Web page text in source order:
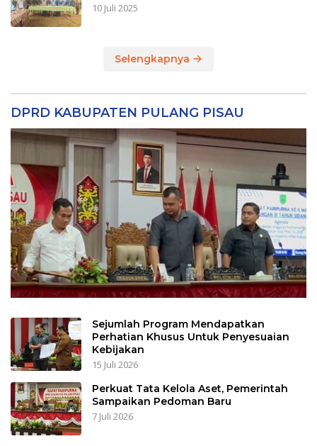
10 Juli 2025
Selengkapnya
DPRD KABUPATEN PULANG PISAU
Sejumlah Program Mendapatkan
Perhatian Khusus Untuk Penyesuaian
Kebijakan
15 Juli 2026
Perkuat Tata Kelola Aset, Pemerintah
Sampaikan Pedoman Baru
7 Juli 2026